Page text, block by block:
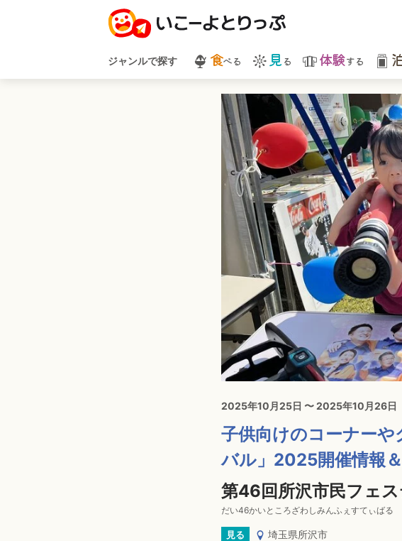
ジャンルで探す 食べる 見 る 体験する
2025年10月25日 〜 2025年10月26日
子供向けのコーナー
バル」2025開催情報
第46回所沢市民フェ
だい46かいところざわしみんふぇすてぃばる
見る 埼玉県所沢市